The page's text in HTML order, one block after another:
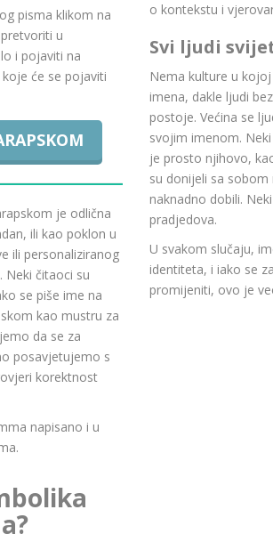
pisma klikom na
u
i pojaviti na
će se pojaviti
je odlična
ili kao poklon u
ili personaliziranog
čitaoci su
se piše ime na
kao mustru za
da se za
posavjetujemo s
korektnost
napisano i u
o kontekstu i
Svi ljudi
Nema kulture u
imena, dakle ljudi
postoje. Većina se
svojim imenom.
je prosto njihovo,
su donijeli sa
naknadno dobili.
pradjedova.
U svakom slučaju,
identiteta, i iako se
promijeniti, ovo je